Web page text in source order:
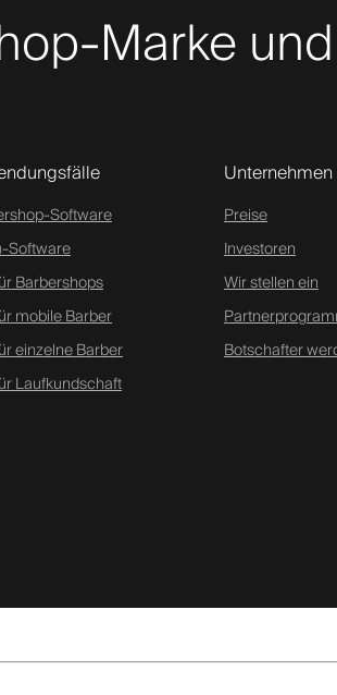
Marke
Software
Software
Barbershops
mobile Barber
einzelne Barber
Laufkundschaft
Unternehmen
Preise
Investoren
Wir stellen ein
Botschafter